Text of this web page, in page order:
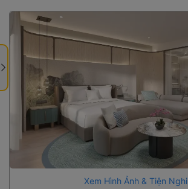
Xem Hình Ảnh & Tiện Nghi